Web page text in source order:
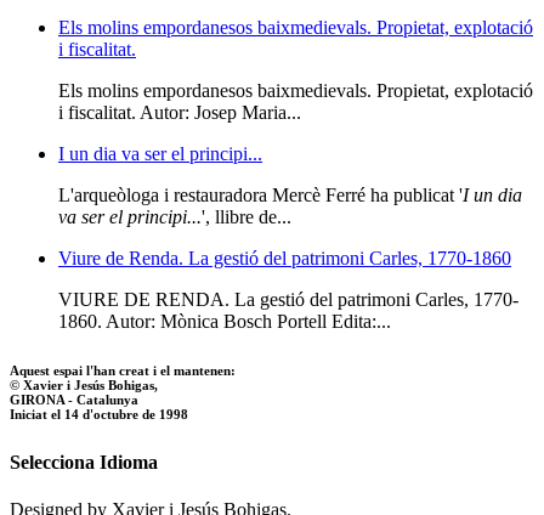
Els molins empordanesos baixmedievals. Propietat, explotació
i fiscalitat.
Els molins empordanesos baixmedievals. Propietat, explotació
i fiscalitat. Autor: Josep Maria...
I un dia va ser el principi...
L'arqueòloga i restauradora Mercè Ferré ha publicat 'I un dia
va ser el principi...', llibre de...
Viure de Renda. La gestió del patrimoni Carles, 1770-1860
VIURE DE RENDA. La gestió del patrimoni Carles, 1770-
1860. Autor: Mònica Bosch Portell Edita:...
Aquest espai l'han creat i el mantenen:
© Xavier i Jesús Bohigas,
GIRONA - Catalunya
Iniciat el 14 d'octubre de 1998
Selecciona Idioma
Designed by Xavier i Jesús Bohigas.